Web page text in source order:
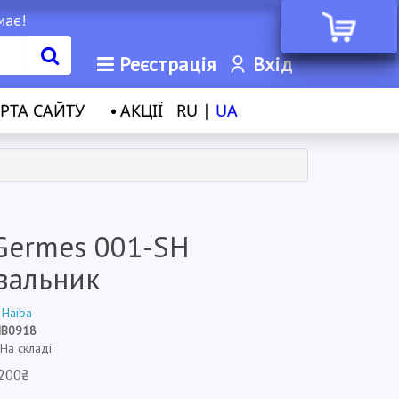
Реєстрація Вхід
САЙТУ АКЦІЇ RU | UA
001-SH
Haiba
складі